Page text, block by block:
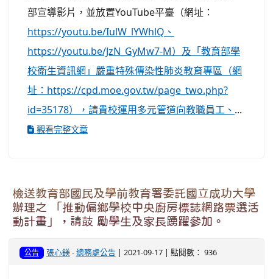
部宣導影片，並放置YouTube平臺（網址：
https://youtu.be/IulW_lYWhlQ、
https://youtu.be/JzN_GyMw7-M）及「教育部學
校衛生資訊網」嚴重特殊傳染性肺炎教育專區（網
址：https://cpd.moe.gov.tw/page_two.php?
id=35178），請貴校運用多元管道向教職員工、 ...
觀看完整文章
檢送教育部國民及學前教育署委託國立成功大學
辦理之 「推動偏鄉學校中央廚房標誌網路票選活
動計畫」，請鼓 勵學生及家長踴躍參加。
公告 張心鎂-總務處公告 | 2021-09-17 | 點閱數： 936